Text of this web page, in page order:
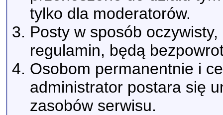
tylko dla moderatorów.
Posty w sposób
regulamin, będą
Osobom permanentnie i
administrator postara się
zasobów serwisu.